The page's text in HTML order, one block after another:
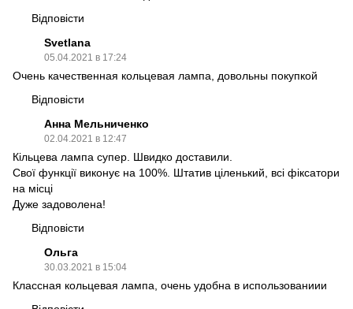
Відповісти
Svetlana
05.04.2021 в 17:24
Очень качественная кольцевая лампа, довольны покупкой
Відповісти
Анна Мельниченко
02.04.2021 в 12:47
Кільцева лампа супер. Швидко доставили.
Свої функції виконує на 100%. Штатив ціленький, всі фіксатори
на місці
Дуже задоволена!
Відповісти
Ольга
30.03.2021 в 15:04
Классная кольцевая лампа, очень удобна в использованиии